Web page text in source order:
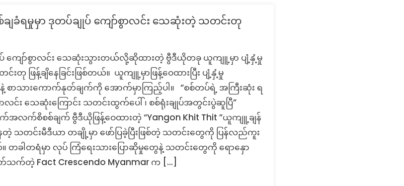
ချခံရမှုမှာ ဒုတပ်ချုပ် ကျော်စွာလင်း သေဆုံးတဲ့ သတင်းတု
ပ် ကျော်စွာလင်း သေဆုံးသွားတယ်လို့ဆိုထားတဲ့ ဗွီဒီယိုတခု ယူကျူ့မှာ ပျံ့နှံ့မှု
ဖြန့်ချိနေခြင်းဖြစ်တယ်။ ယူကျူ့မှာဖြန့်ဝေထားပြီး ပျံ့နှံ့မှု
စာသားကောက်နုတ်ချက်ကို အောက်မှာကြည့်ပါ။ “စစ်တပ်ရဲ့ အကြီးဆုံး ရ
င်း သေဆုံးကြောင်း သတင်းထွက်ပေါ် ၊ စစ်ရုံးချုပ်အတွင်းပွဲဆူပြီ”
က်အလက်စိစစ်ချက် ဗွီဒီယိုဖြန့်ဝေထားတဲ့ “Yangon Khit Thit ”ယူကျူ့ချန်
တင်းမီဒီယာ တချို့မှာ ဖော်ပြခဲ့ပြီးဖြစ်တဲ့ သတင်းတွေကို ပြန်လည်ကူး
။ တခါတရံမှာ လုပ် ကြံရေးသားပြောဆိုမှုတွေနဲ့ သတင်းတွေကို ရောနှော
တ်သက်တဲ့ Fact Crescendo Myanmar က […]